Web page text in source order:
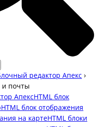
редактор Апекс ›
и почты
АпексHTML блок
HTML блок отображения
на картеHTML блоки